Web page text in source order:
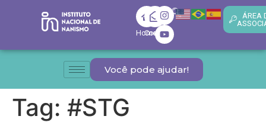
Home
Contato
ÁREA
Você pode ajudar!
Tag: #STG